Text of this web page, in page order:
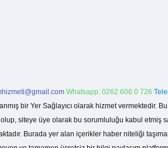
Whatsapp: 0262 606 0 726
bir Yer Sağlayıcı olarak hizmet vermektedir.
siteye üye olarak bu sorumluluğu kabul etmiş
Burada yer alan içerikler haber niteliği